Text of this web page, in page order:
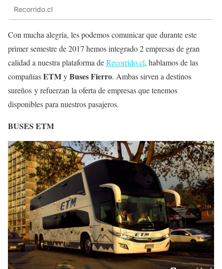
Recorrido.cl
Con mucha alegría, les podemos comunicar que durante este
primer semestre de 2017 hemos integrado 2 empresas de gran
calidad a nuestra plataforma deRecorrido.cl, hablamos de las
compañíasETMyBuses Fierro. Ambas sirven a destinos
sureños y refuerzan la oferta de empresas que tenemos
disponibles para nuestros pasajeros.
BUSES ETM